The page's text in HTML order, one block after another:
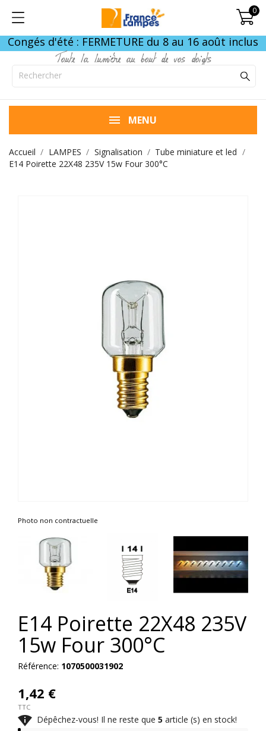
0
Congés d'été : FERMETURE du 8 au 16 août inclus
Toute la lumière au bout de vos doigts
MENU
Accueil LAMPES Signalisation
Tube miniature et led
E14 Poirette 22X48 235V 15w Four 300°C
Photo non contractuelle
E14 Poirette 22X48 235V
15w Four 300°C
Référence: 1070500031902
1,42 €
TTC
 Dépêchez-vous! Il ne reste que 5 article (s) en stock!